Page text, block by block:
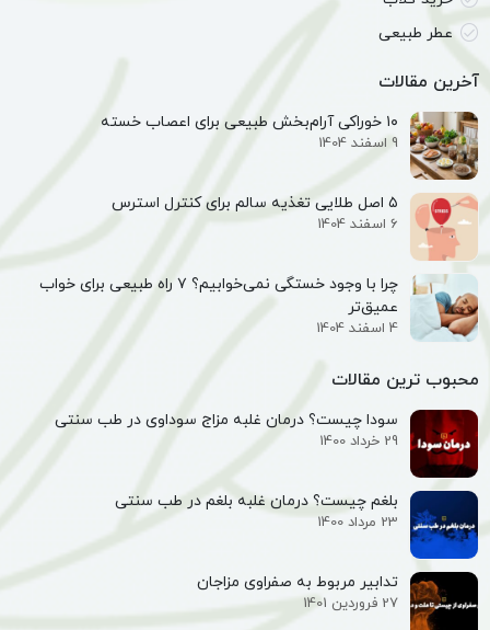
عطر طبیعی
آخرین مقالات
۱۰ خوراکی آرام‌بخش طبیعی برای اعصاب خسته
9 اسفند 1404
۵ اصل طلایی تغذیه سالم برای کنترل استرس
6 اسفند 1404
چرا با وجود خستگی نمی‌خوابیم؟ ۷ راه طبیعی برای خواب
عمیق‌تر
4 اسفند 1404
محبوب ترین مقالات
سودا چیست؟ درمان غلبه مزاج سوداوی در طب سنتی
29 خرداد 1400
بلغم چیست؟ درمان غلبه بلغم در طب سنتی
23 مرداد 1400
تدابیر مربوط به صفراوی مزاجان
27 فروردین 1401